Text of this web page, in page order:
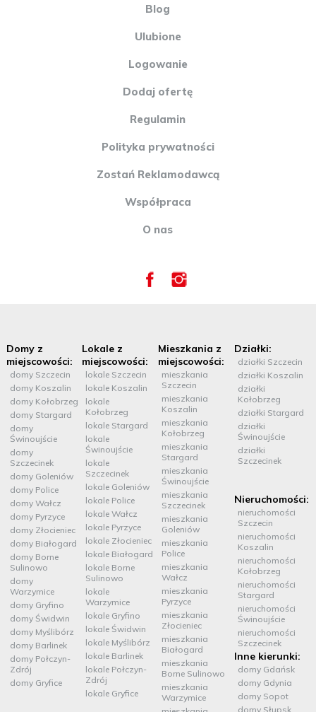
Blog
Ulubione
Logowanie
Dodaj ofertę
Regulamin
Polityka prywatności
Zostań Reklamodawcą
Współpraca
O nas
Domy z
miejscowości:
domy Szczecin
domy Koszalin
domy Kołobrzeg
domy Stargard
domy
Świnoujście
domy
Szczecinek
domy Goleniów
domy Police
domy Wałcz
domy Pyrzyce
domy Złocieniec
domy Białogard
domy Borne
Sulinowo
domy
Warzymice
domy Gryfino
domy Świdwin
domy Myślibórz
domy Barlinek
domy Połczyn-
Zdrój
domy Gryfice
Lokale z
miejscowości:
lokale Szczecin
lokale Koszalin
lokale
Kołobrzeg
lokale Stargard
lokale
Świnoujście
lokale
Szczecinek
lokale Goleniów
lokale Police
lokale Wałcz
lokale Pyrzyce
lokale Złocieniec
lokale Białogard
lokale Borne
Sulinowo
lokale
Warzymice
lokale Gryfino
lokale Świdwin
lokale Myślibórz
lokale Barlinek
lokale Połczyn-
Zdrój
lokale Gryfice
Mieszkania z
miejscowości:
mieszkania
Szczecin
mieszkania
Koszalin
mieszkania
Kołobrzeg
mieszkania
Stargard
mieszkania
Świnoujście
mieszkania
Szczecinek
mieszkania
Goleniów
mieszkania
Police
mieszkania
Wałcz
mieszkania
Pyrzyce
mieszkania
Złocieniec
mieszkania
Białogard
mieszkania
Borne Sulinowo
mieszkania
Warzymice
Działki:
działki Szczecin
działki Koszalin
działki
Kołobrzeg
działki Stargard
działki
Świnoujście
działki
Szczecinek
Nieruchomości:
nieruchomości
Szczecin
nieruchomości
Koszalin
nieruchomości
Kołobrzeg
nieruchomości
Stargard
nieruchomości
Świnoujście
nieruchomości
Szczecinek
Inne kierunki:
domy Gdańsk
domy Gdynia
domy Sopot
domy Słupsk